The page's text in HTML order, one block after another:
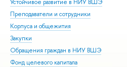
Устойчивое развитие в НИУ ВШЭ
Преподаватели и сотрудники
Корпуса и общежития
Закупки
Обращения граждан в НИУ ВШЭ
Фонд целевого капитала